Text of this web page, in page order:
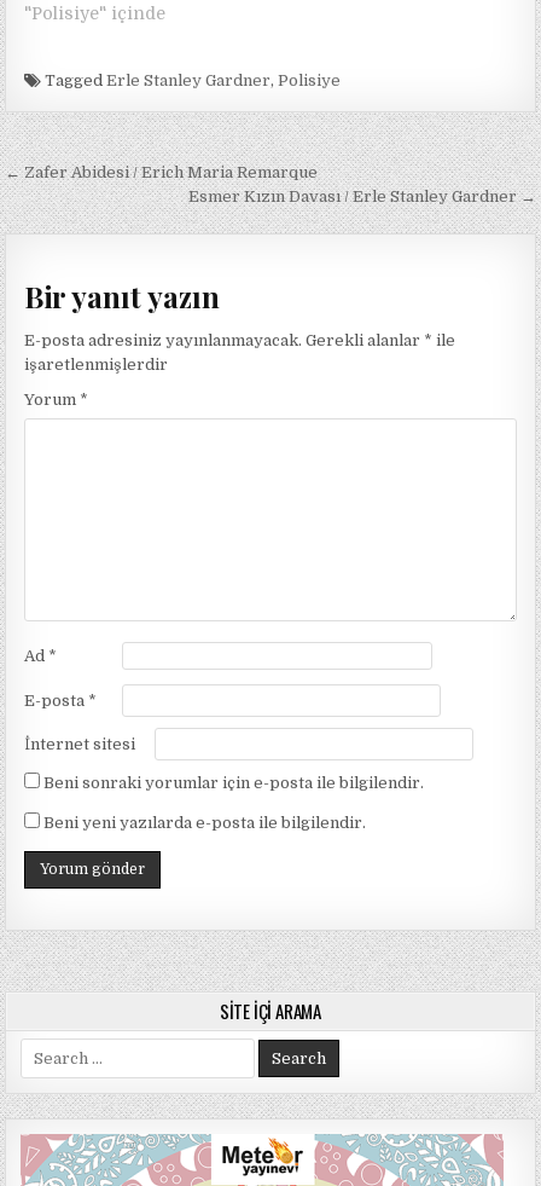
"Polisiye" içinde
TaggedErle Stanley Gardner,Polisiye
Yazı
gezinmesi
← Zafer Abidesi / Erich Maria Remarque
Esmer Kızın Davası / Erle Stanley Gardner →
Bir yanıt yazın
E-posta adresiniz yayınlanmayacak. Gerekli alanlar * ile
işaretlenmişlerdir
Yorum *
Ad *
E-posta *
İnternet sitesi
Beni sonraki yorumlar için e-posta ile bilgilendir.
Beni yeni yazılarda e-posta ile bilgilendir.
SITE İÇI ARAMA
Search
for: